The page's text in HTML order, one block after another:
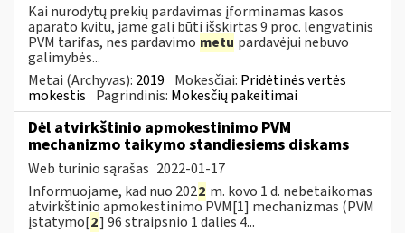
Kai nurodytų prekių pardavimas įforminamas kasos
aparato kvitu, jame gali būti išskirtas 9 proc. lengvatinis
PVM tarifas, nes pardavimo metu pardavėjui nebuvo
galimybės...
Metai (Archyvas): 2019 Mokesčiai: Pridėtinės vertės
mokestis Pagrindinis: Mokesčių pakeitimai
Dėl atvirkštinio apmokestinimo PVM
mechanizmo taikymo standiesiems diskams
Web turinio sąrašas 2022-01-17
Informuojame, kad nuo 2022 m. kovo 1 d. nebetaikomas
atvirkštinio apmokestinimo PVM[1] mechanizmas (PVM
įstatymo[2] 96 straipsnio 1 dalies 4...